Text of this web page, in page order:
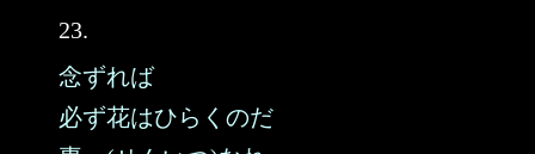
23.
念ずれば
必ず花はひらくのだ